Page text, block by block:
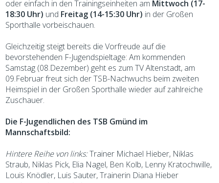
oder einfach in den Trainingseinheiten am Mittwoch (17-
18:30 Uhr) und Freitag (14-15:30 Uhr) in der Großen
Sporthalle vorbeischauen.
Gleichzeitig steigt bereits die Vorfreude auf die
bevorstehenden F-Jugendspieltage: Am kommenden
Samstag (08.Dezember) geht es zum TV Altenstadt, am
09.Februar freut sich der TSB-Nachwuchs beim zweiten
Heimspiel in der Großen Sporthalle wieder auf zahlreiche
Zuschauer.
Die F-Jugendlichen des TSB Gmünd im
Mannschaftsbild:
Hintere Reihe von links:Trainer Michael Hieber, Niklas
Straub, Niklas Pick, Elia Nagel, Ben Kolb, Lenny Kratochwille,
Louis Knödler, Luis Sauter, Trainerin Diana Hieber